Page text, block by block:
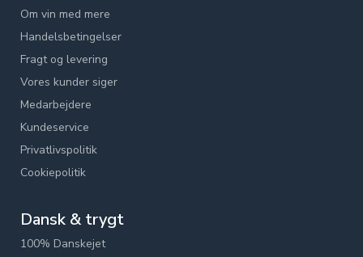
Om vin med mere
Handelsbetingelser
Fragt og levering
Vores kunder siger
Medarbejdere
Kundeservice
Privatlivspolitik
Cookiepolitik
Dansk & trygt
100% Danskejet